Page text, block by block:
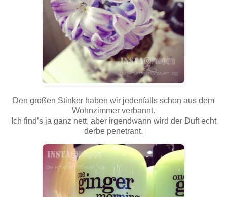
Den großen Stinker haben wir jedenfalls schon aus dem
Wohnzimmer verbannt.
Ich find’s ja ganz nett, aber irgendwann wird der Duft echt
derbe penetrant.